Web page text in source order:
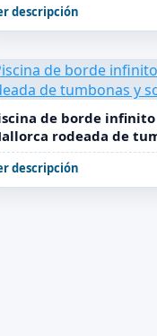
descripción
de borde
rodeada de
descripción